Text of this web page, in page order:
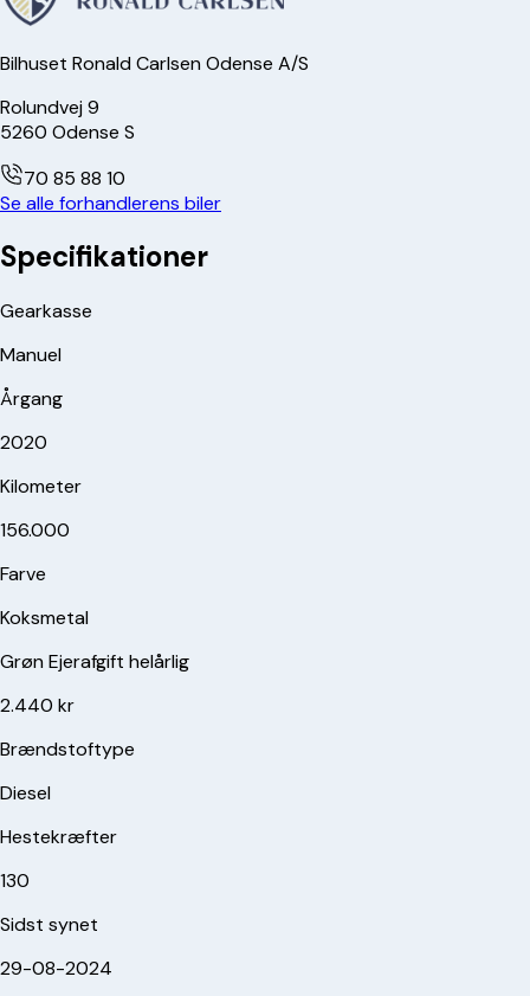
Bilhuset Ronald Carlsen Odense A/S
Rolundvej 9
5260 Odense S
70 85 88 10
Se alle forhandlerens biler
Specifikationer
Gearkasse
Manuel
Årgang
2020
Kilometer
156.000
Farve
Koksmetal
Grøn Ejerafgift helårlig
2.440 kr
Brændstoftype
Diesel
Hestekræfter
130
Sidst synet
29-08-2024